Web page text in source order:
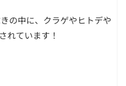
の中に、クラゲやヒトデや
れています！